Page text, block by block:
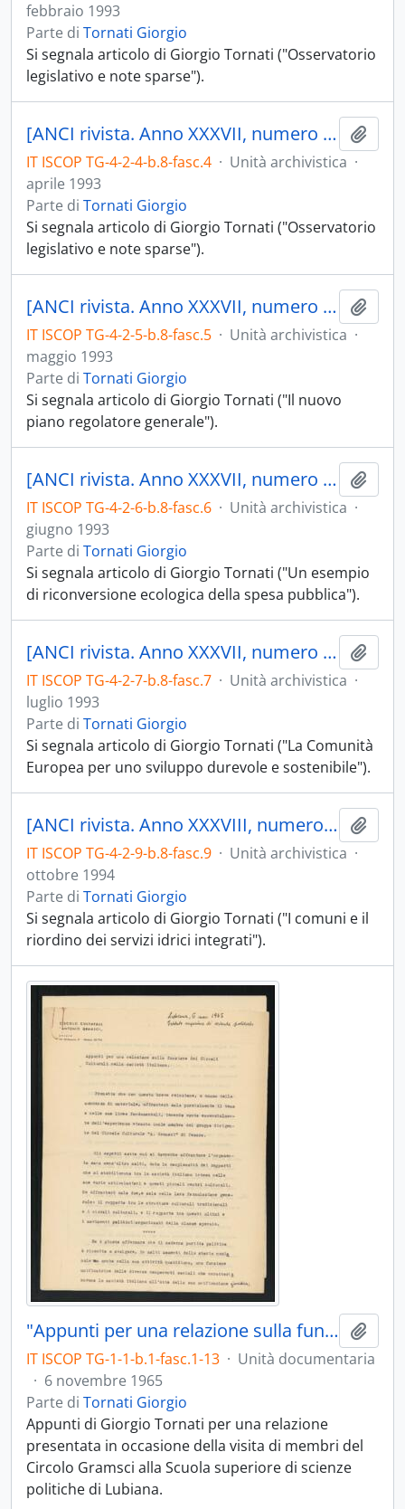
febbraio 1993
Parte di Tornati Giorgio
Si segnala articolo di Giorgio Tornati ("Osservatorio
legislativo e note sparse").
[ANCI rivista. Anno XXXVII, numero 4, aprile 1993]
IT ISCOP TG-4-2-4-b.8-fasc.4 · Unità archivistica ·
aprile 1993
Parte di Tornati Giorgio
Si segnala articolo di Giorgio Tornati ("Osservatorio
legislativo e note sparse").
[ANCI rivista. Anno XXXVII, numero 5, maggio 1993]
IT ISCOP TG-4-2-5-b.8-fasc.5 · Unità archivistica ·
maggio 1993
Parte di Tornati Giorgio
Si segnala articolo di Giorgio Tornati ("Il nuovo
piano regolatore generale").
[ANCI rivista. Anno XXXVII, numero 6, giugno 1993]
IT ISCOP TG-4-2-6-b.8-fasc.6 · Unità archivistica ·
giugno 1993
Parte di Tornati Giorgio
Si segnala articolo di Giorgio Tornati ("Un esempio
di riconversione ecologica della spesa pubblica").
[ANCI rivista. Anno XXXVII, numero 7, luglio 1993]
IT ISCOP TG-4-2-7-b.8-fasc.7 · Unità archivistica ·
luglio 1993
Parte di Tornati Giorgio
Si segnala articolo di Giorgio Tornati ("La Comunità
Europea per uno sviluppo durevole e sostenibile").
[ANCI rivista. Anno XXXVIII, numero 10, ottobre 1994]
IT ISCOP TG-4-2-9-b.8-fasc.9 · Unità archivistica ·
ottobre 1994
Parte di Tornati Giorgio
Si segnala articolo di Giorgio Tornati ("I comuni e il
riordino dei servizi idrici integrati").
"Appunti per una relazione sulla funzione dei circoli culturali nella società italiana"
IT ISCOP TG-1-1-b.1-fasc.1-13 · Unità documentaria
· 6 novembre 1965
Parte di Tornati Giorgio
Appunti di Giorgio Tornati per una relazione
presentata in occasione della visita di membri del
Circolo Gramsci alla Scuola superiore di scienze
politiche di Lubiana.